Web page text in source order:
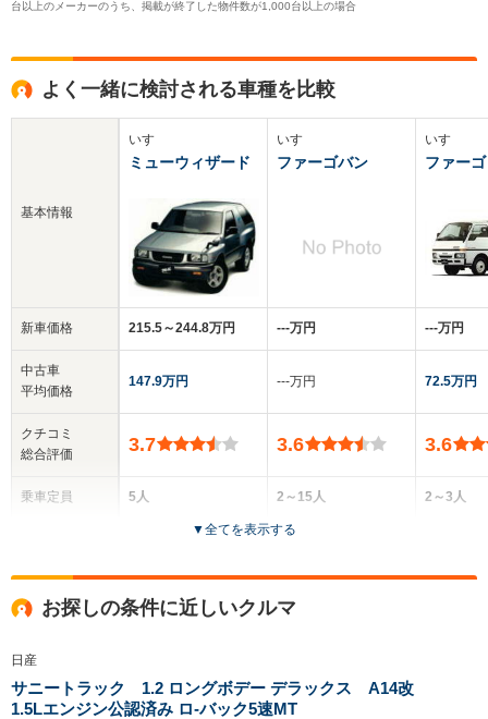
台以上のメーカーのうち、掲載が終了した物件数が1,000台以上の場合
よく一緒に検討される車種を比較
基本情報
新車価格
中古車
平均価格
クチコミ
総合評価
乗車定員
サイズ
いすゞ
ミューウィザード
215.5～244.8万円
147.9万円
3.7
5人
全高
1.75m
全幅
1.77m
いすゞ
ファーゴバン
‐‐‐万円
‐‐‐万円
3.6
2～15人
4～5ドア
全幅
いすゞ
ファー
‐‐‐万円
72.5万円
3.6
2～3人
▼全てを表示する
お探しの条件に近しいクルマ
日産
サニートラック 1.2 ロングボデー デラックス A14改
1.5Lエンジン公認済み ロ-バック5速MT